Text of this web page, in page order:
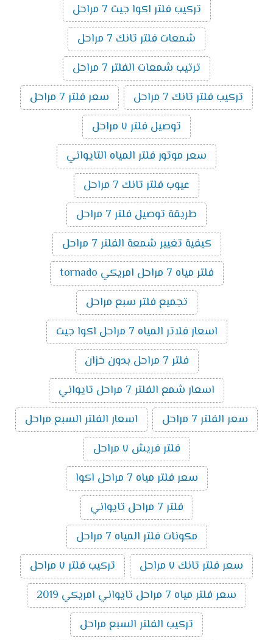
تركيب فلتر اكوا جيت 7 مراحل
شمعات فلتر تانك 7 مراحل
ترتيب شمعات الفلتر 7 مراحل
تركيب فلتر تانك 7 مراحل
سعر فلتر 7 مراحل
توصيل فلتر ٧ مراحل
سعر موتور فلتر المياه التايواني
عيوب فلتر تانك 7 مراحل
طريقة توصيل فلتر 7 مراحل
كيفية تغيير شمعة الفلتر 7 مراحل
فلتر مياه 7 مراحل امريكي tornado
تجميع فلتر سبع مراحل
اسعار فلاتر المياه 7 مراحل اكوا جيت
فلتر 7 مراحل بدون خزان
اسعار شمع الفلتر 7 مراحل تايواني
سعر الفلتر 7 مراحل
اسعار الفلتر السبع مراحل
فلتر فريش ٧ مراحل
سعر فلتر مياه 7 مراحل اكوا
فلتر 7 مراحل تايواني
مكونات فلتر المياه 7 مراحل
سعر فلتر تانك ٧ مراحل
تركيب فلتر ٧ مراحل
سعر فلتر مياه 7 مراحل تايواني امريكي 2019
تركيب الفلتر السبع مراحل